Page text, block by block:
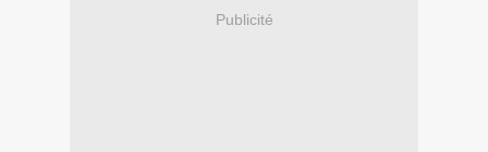
Publicité